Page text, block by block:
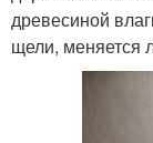
древесиной
щели, меняется